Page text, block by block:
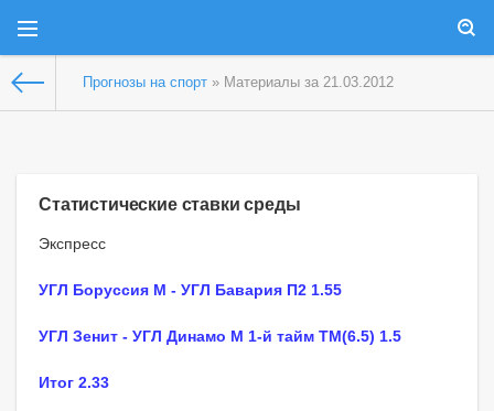
Прогнозы на спорт » Материалы за 21.03.2012
Статистические ставки среды
Экспресс
УГЛ Боруссия М - УГЛ Бавария П2 1.55
УГЛ Зенит - УГЛ Динамо М 1-й тайм ТМ(6.5) 1.5
Итог 2.33